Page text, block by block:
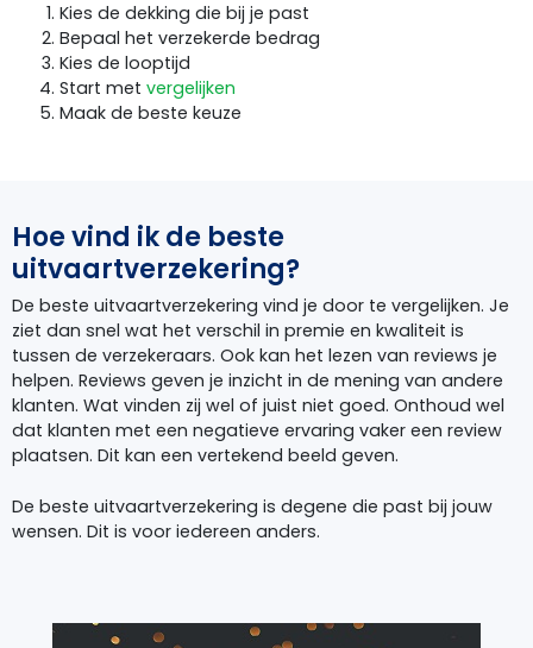
Kies de dekking die bij je past
Bepaal het verzekerde bedrag
Kies de looptijd
Start met vergelijken
Maak de beste keuze
Hoe vind ik de beste
uitvaartverzekering?
De beste uitvaartverzekering vind je door te vergelijken. Je
ziet dan snel wat het verschil in premie en kwaliteit is
tussen de verzekeraars. Ook kan het lezen van reviews je
helpen. Reviews geven je inzicht in de mening van andere
klanten. Wat vinden zij wel of juist niet goed. Onthoud wel
dat klanten met een negatieve ervaring vaker een review
plaatsen. Dit kan een vertekend beeld geven.
De beste uitvaartverzekering is degene die past bij jouw
wensen. Dit is voor iedereen anders.